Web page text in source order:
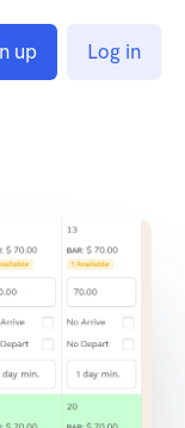
up Log in